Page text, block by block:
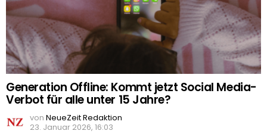
Generation Offline: Kommt jetzt Social Media-
Verbot für alle unter 15 Jahre?
von NeueZeit Redaktion
23. Januar 2026, 16:03